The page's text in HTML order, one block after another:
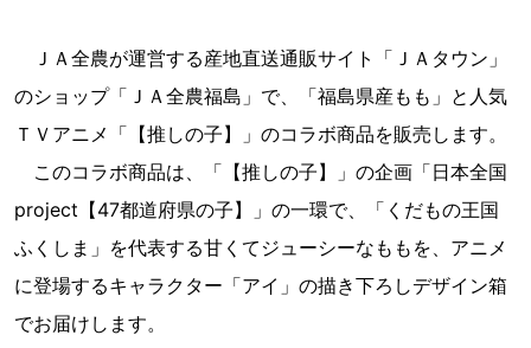
ＪＡ全農が運営する産地直送通販サイト「ＪＡタウン」
のショップ「ＪＡ全農福島」で、「福島県産もも」と人気
ＴＶアニメ「【推しの子】」のコラボ商品を販売します。
このコラボ商品は、「【推しの子】」の企画「日本全国
project【47都道府県の子】」の一環で、「くだもの王国
ふくしま」を代表する甘くてジューシーなももを、アニメ
に登場するキャラクター「アイ」の描き下ろしデザイン箱
でお届けします。